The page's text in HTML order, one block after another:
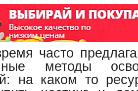
часто
методы
на каком то